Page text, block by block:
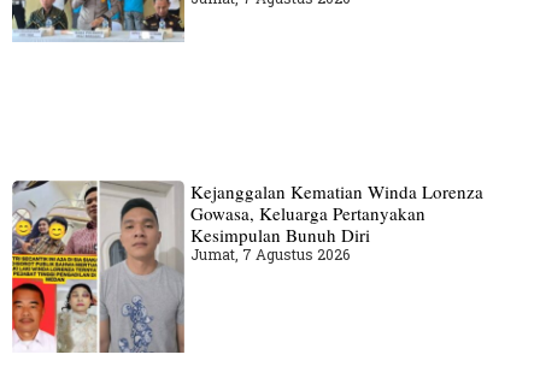
Kejanggalan Kematian Winda Lorenza
Gowasa, Keluarga Pertanyakan
Kesimpulan Bunuh Diri
Jumat, 7 Agustus 2026